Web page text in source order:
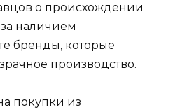
о происхождении
наличием
бренды, которые
производство.
покупки из